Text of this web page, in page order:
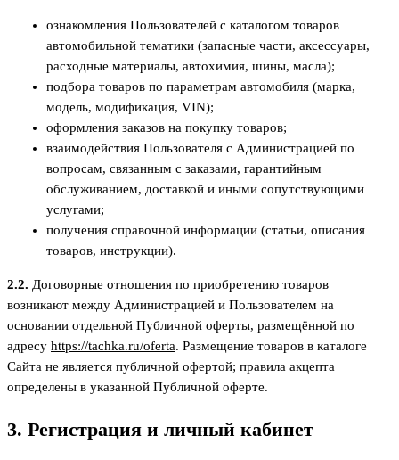
ознакомления Пользователей с каталогом товаров
автомобильной тематики (запасные части, аксессуары,
расходные материалы, автохимия, шины, масла);
подбора товаров по параметрам автомобиля (марка,
модель, модификация, VIN);
оформления заказов на покупку товаров;
взаимодействия Пользователя с Администрацией по
вопросам, связанным с заказами, гарантийным
обслуживанием, доставкой и иными сопутствующими
услугами;
получения справочной информации (статьи, описания
товаров, инструкции).
2.2. Договорные отношения по приобретению товаров
возникают между Администрацией и Пользователем на
основании отдельной Публичной оферты, размещённой по
адресу https://tachka.ru/oferta. Размещение товаров в каталоге
Сайта не является публичной офертой; правила акцепта
определены в указанной Публичной оферте.
3. Регистрация и личный кабинет